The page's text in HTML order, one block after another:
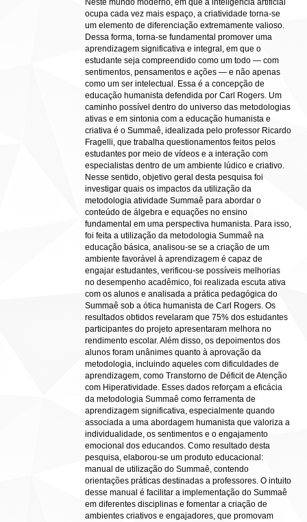
Neste mundo moderno, em que a inteligência artificial
ocupa cada vez mais espaço, a criatividade torna-se
um elemento de diferenciação extremamente valioso.
Dessa forma, torna-se fundamental promover uma
aprendizagem significativa e integral, em que o
estudante seja compreendido como um todo — com
sentimentos, pensamentos e ações — e não apenas
como um ser intelectual. Essa é a concepção de
educação humanista defendida por Carl Rogers. Um
caminho possível dentro do universo das metodologias
ativas e em sintonia com a educação humanista e
criativa é o Summaê, idealizada pelo professor Ricardo
Fragelli, que trabalha questionamentos feitos pelos
estudantes por meio de vídeos e a interação com
especialistas dentro de um ambiente lúdico e criativo.
Nesse sentido, objetivo geral desta pesquisa foi
investigar quais os impactos da utilização da
metodologia atividade Summaê para abordar o
conteúdo de álgebra e equações no ensino
fundamental em uma perspectiva humanista. Para isso,
foi feita a utilização da metodologia Summaê na
educação básica, analisou-se se a criação de um
ambiente favorável à aprendizagem é capaz de
engajar estudantes, verificou-se possíveis melhorias
no desempenho acadêmico, foi realizada escuta ativa
com os alunos e analisada a prática pedagógica do
Summaê sob a ótica humanista de Carl Rogers. Os
resultados obtidos revelaram que 75% dos estudantes
participantes do projeto apresentaram melhora no
rendimento escolar. Além disso, os depoimentos dos
alunos foram unânimes quanto à aprovação da
metodologia, incluindo aqueles com dificuldades de
aprendizagem, como Transtorno de Déficit de Atenção
com Hiperatividade. Esses dados reforçam a eficácia
da metodologia Summaê como ferramenta de
aprendizagem significativa, especialmente quando
associada a uma abordagem humanista que valoriza a
individualidade, os sentimentos e o engajamento
emocional dos educandos. Como resultado desta
pesquisa, elaborou-se um produto educacional:
manual de utilização do Summaê, contendo
orientações práticas destinadas a professores. O intuito
desse manual é facilitar a implementação do Summaê
em diferentes disciplinas e fomentar a criação de
ambientes criativos e engajadores, que promovam